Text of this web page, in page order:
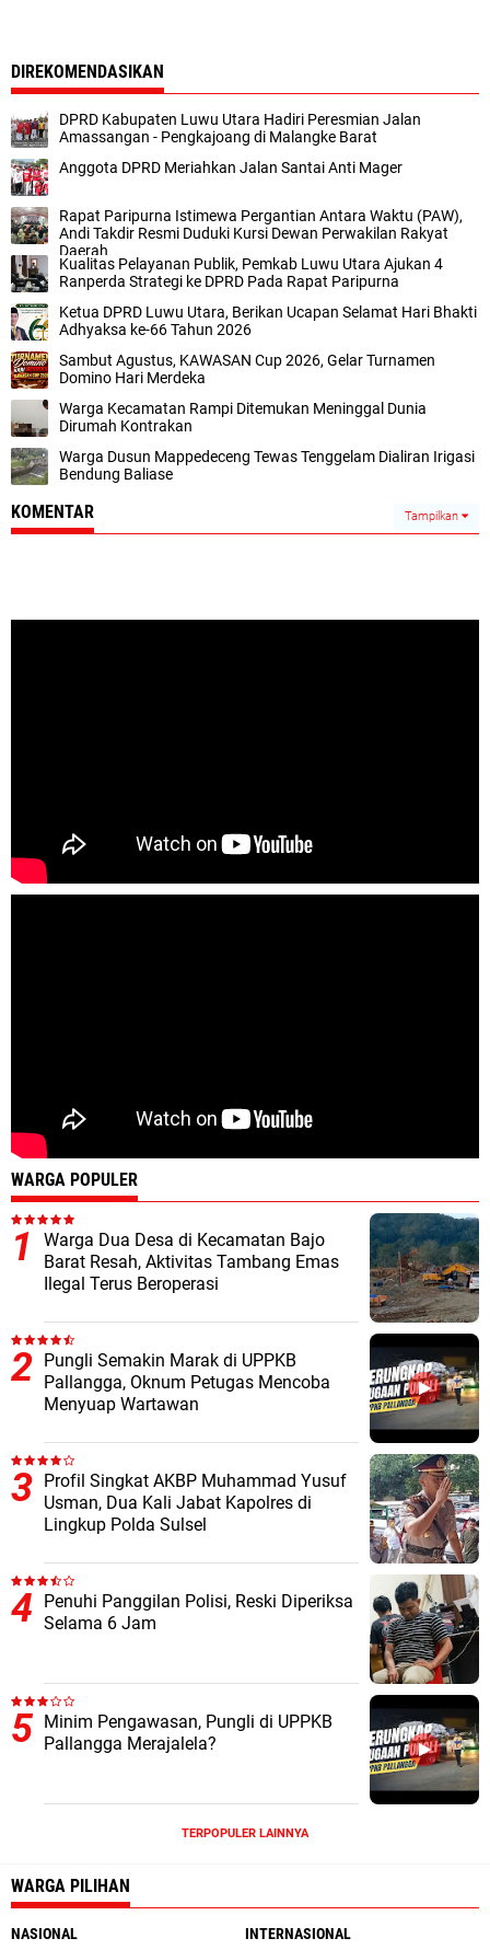
DIREKOMENDASIKAN
DPRD Kabupaten Luwu Utara Hadiri Peresmian Jalan
Amassangan - Pengkajoang di Malangke Barat
Anggota DPRD Meriahkan Jalan Santai Anti Mager
Rapat Paripurna Istimewa Pergantian Antara Waktu (PAW),
Andi Takdir Resmi Duduki Kursi Dewan Perwakilan Rakyat
Daerah
Kualitas Pelayanan Publik, Pemkab Luwu Utara Ajukan 4
Ranperda Strategi ke DPRD Pada Rapat Paripurna
Ketua DPRD Luwu Utara, Berikan Ucapan Selamat Hari Bhakti
Adhyaksa ke-66 Tahun 2026
Sambut Agustus, KAWASAN Cup 2026, Gelar Turnamen
Domino Hari Merdeka
Warga Kecamatan Rampi Ditemukan Meninggal Dunia
Dirumah Kontrakan
Warga Dusun Mappedeceng Tewas Tenggelam Dialiran Irigasi
Bendung Baliase
KOMENTAR Tampilkan
WARGA POPULER
Warga Dua Desa di Kecamatan Bajo
Barat Resah, Aktivitas Tambang Emas
Ilegal Terus Beroperasi
Pungli Semakin Marak di UPPKB
Pallangga, Oknum Petugas Mencoba
Menyuap Wartawan
Profil Singkat AKBP Muhammad Yusuf
Usman, Dua Kali Jabat Kapolres di
Lingkup Polda Sulsel
Penuhi Panggilan Polisi, Reski Diperiksa
Selama 6 Jam
Minim Pengawasan, Pungli di UPPKB
Pallangga Merajalela?
TERPOPULER LAINNYA
WARGA PILIHAN
NASIONAL INTERNASIONAL